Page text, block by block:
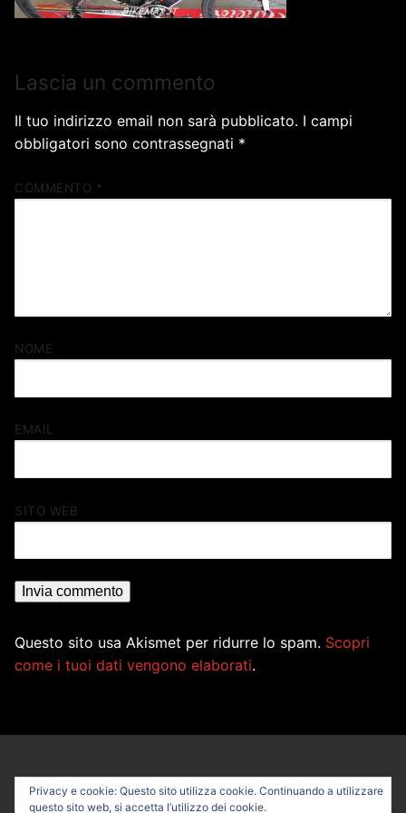
Lascia un commento
Il tuo indirizzo email non sarà pubblicato. I campi
obbligatori sono contrassegnati *
COMMENTO *
NOME
EMAIL
SITO WEB
Questo sito usa Akismet per ridurre lo spam. Scopri
come i tuoi dati vengono elaborati.
Privacy e cookie: Questo sito utilizza cookie. Continuando a utilizzare
questo sito web, si accetta l’utilizzo dei cookie.